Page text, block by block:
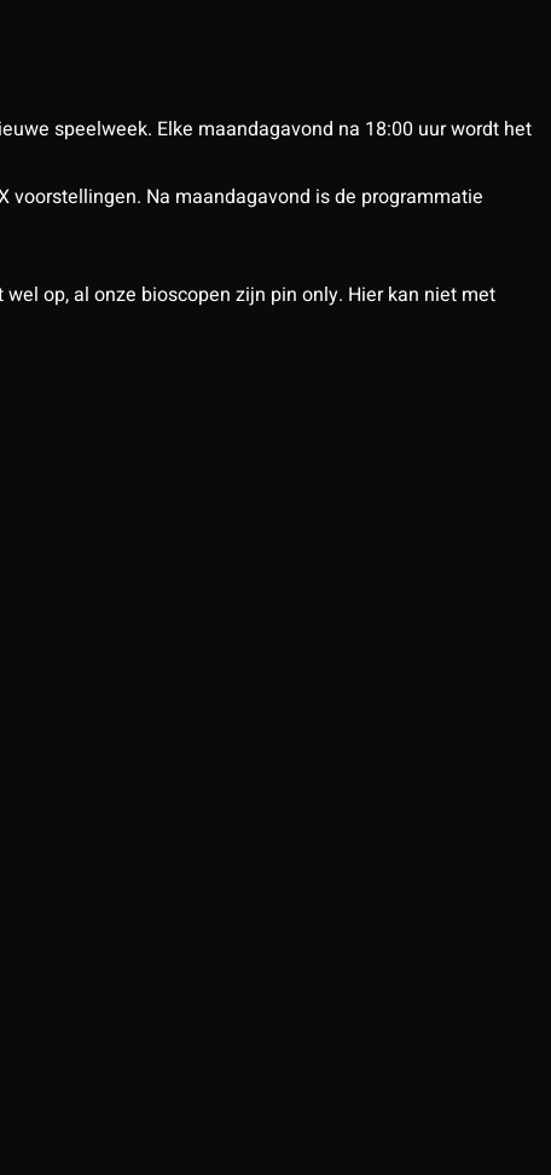
speelweek. Elke maandagavond na 18:00 uur wordt het
voorstellingen. Na maandagavond is de programmatie
op, al onze bioscopen zijn pin only. Hier kan niet met